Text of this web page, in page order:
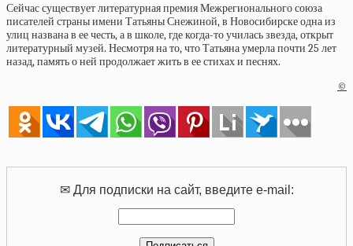
Сейчас существует литературная премия Межрегионального союза
писателей страны имени Татьяны Снежиной, в Новосибирске одна из
улиц названа в ее честь, а в школе, где когда-то училась звезда, открыт
литературный музей. Несмотря на то, что Татьяна умерла почти 25 лет
назад, память о ней продолжает жить в ее стихах и песнях.
©
✉ Для подписки на сайт, введите e-mail: